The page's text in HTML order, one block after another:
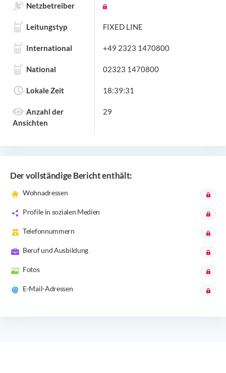
Netzbetreiber
Leitungstyp FIXED LINE
International +49 2323 1470800
National 02323 1470800
Lokale Zeit 18:39:31
Anzahl der
Ansichten
29
Der vollständige Bericht enthält:
Wohnadressen
Profile in sozialen Medien
Telefonnummern
Beruf und Ausbildung
Fotos
E-Mail-Adressen